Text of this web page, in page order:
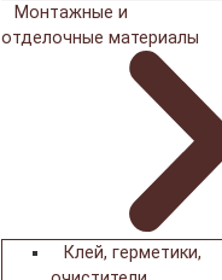
Монтажные и
отделочные материалы
Клей, герметики,